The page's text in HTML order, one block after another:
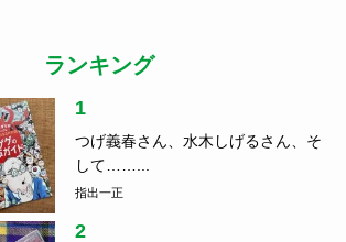
ランキング
1
つげ義春さん、水木しげるさん、そ
して……...
指出一正
2